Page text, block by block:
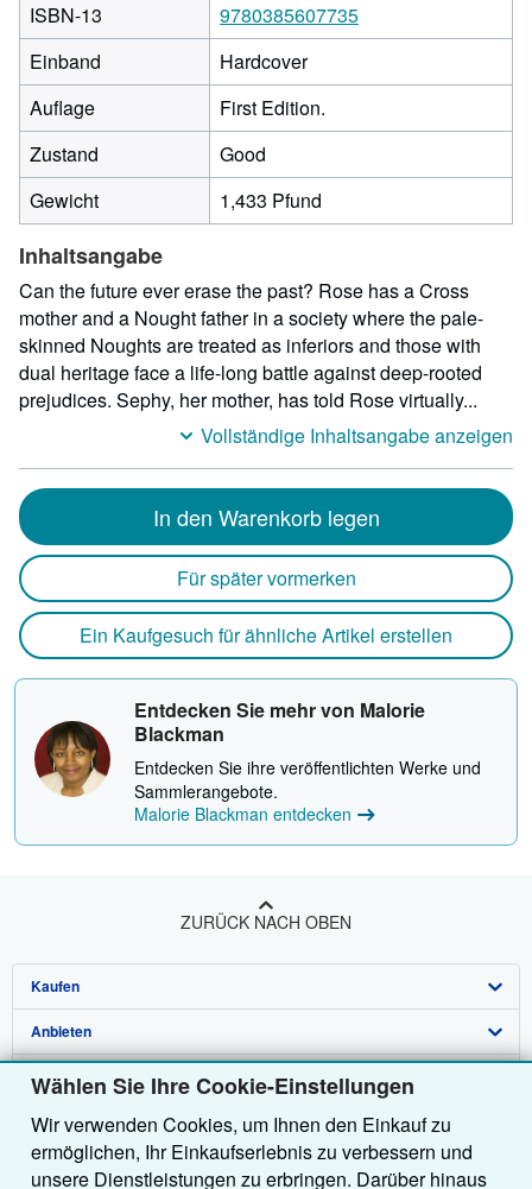
Wählen Sie Ihre Cookie-Einstellungen
Wir verwenden Cookies, um Ihnen den Einkauf zu
ermöglichen, Ihr Einkaufserlebnis zu verbessern und
unsere Dienstleistungen zu erbringen. Darüber hinaus
ISBN-13
9780385607735
Einband
Hardcover
Auflage
First Edition.
Zustand
Good
Gewicht
1,433 Pfund
Inhaltsangabe
Can the future ever erase the past? Rose has a Cross
mother and a Nought father in a society where the pale-
skinned Noughts are treated as inferiors and those with
dual heritage face a life-long battle against deep-rooted
prejudices. Sephy, her mother, has told Rose virtually...
Vollständige Inhaltsangabe anzeigen
In den Warenkorb legen
Für später vormerken
Ein Kaufgesuch für ähnliche Artikel erstellen
Entdecken Sie mehr von Malorie
Blackman
Entdecken Sie ihre veröffentlichten Werke und
Sammlerangebote.
Malorie Blackman entdecken
ZURÜCK NACH OBEN
Kaufen
Detailsuche
Sammlungen
Nutzerkonto
Meine Bestellungen
Anbieten
Verkäufer werden
Partnerprogramm
Empfehlen Sie einen Verkäufer
Über uns
Über uns / Impressum
Presse
Hilfe
Hilfebereich
Weitere AbeBooks Unternehmen